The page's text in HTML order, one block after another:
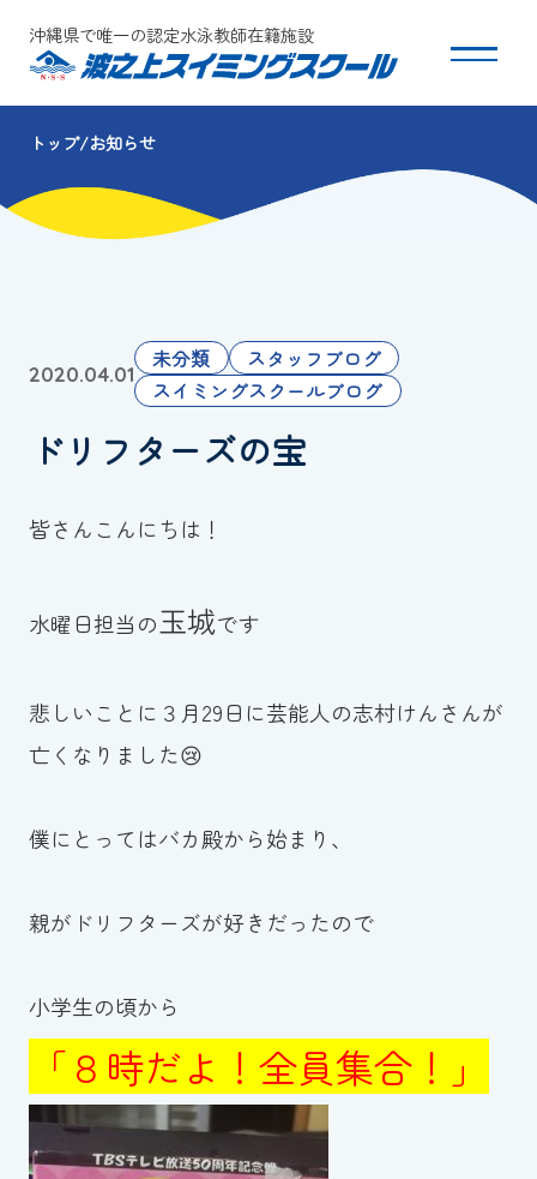
沖縄県で唯一の認定水泳教師在籍施設
スクールについて
コース・クラス紹介
団体会員募集
保護者の方へ
採用情報
波スイタイムズ
平日 9:00～22:00｜土祝 9:00～21:00
メールでお問い合わせ
スイミングスクールの
体験申し込みはこちら!
トップ お知らせ
2020.04.01
未分類
スタッフブログ
スイミングスクールブログ
ドリフターズの宝
皆さんこんにちは！
水曜日担当の玉城です
悲しいことに３月29日に芸能人の志村けんさんが
亡くなりました😢
僕にとってはバカ殿から始まり、
親がドリフターズが好きだったので
小学生の頃から
「８時だよ！全員集合！」